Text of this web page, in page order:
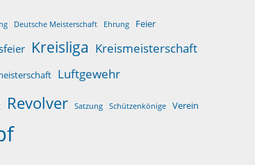
Deutsche Meisterschaft Ehrung Feier
Kreisliga Kreismeisterschaft
Luftgewehr
Revolver Satzung Schützenkönige Verein